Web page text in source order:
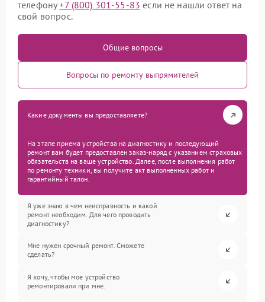
телефону+7 (800) 301-55-83 если не нашли ответ на
свой вопрос.
Общие вопросы
Вопросы по ремонту выпрямителей
Какие документы вы предоставляете?
На этапе приема устройства на диагностику и последующий
ремонт вам будет предоставлен заказ-наряд с указанием страховых
обязательств на ваше устройство. Далее, после выполнения работ
по ремонту техники, вы получите акт выполненных работ и
гарантийный талон.
Я уже знаю в чем неисправность и какой
ремонт необходим. Для чего проводить
диагностику?
Мне нужен срочный ремонт. Сможете
сделать?
Я хочу, чтобы мое устройство
ремонтировали при мне.